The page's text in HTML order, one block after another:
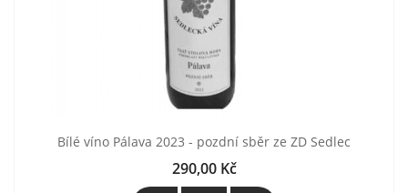
Bílé víno Pálava 2023 - pozdní sběr ze ZD Sedlec
Cena
290,00 Kč